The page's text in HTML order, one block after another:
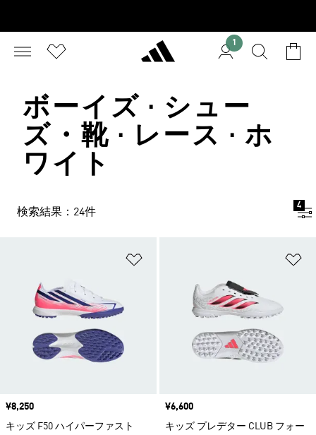
1
ボーイズ · シュー
ズ・靴 · レース · ホ
ワイト
検索結果：24件
4
価格
¥8,250
キッズ F50 ハイパーファスト
価格
¥6,600
キッズ プレデター CLUB フォー